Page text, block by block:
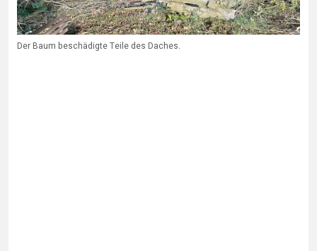
Der Baum beschädigte Teile des Daches.